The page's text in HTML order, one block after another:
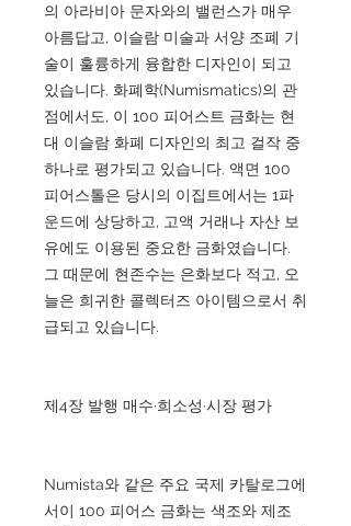
의 아라비아 문자와의 밸런스가 매우
아름답고, 이슬람 미술과 서양 조폐 기
술이 훌륭하게 융합한 디자인이 되고
있습니다. 화폐학(Numismatics)의 관
점에서도, 이 100 피어스트 금화는 현
대 이슬람 화폐 디자인의 최고 걸작 중
하나로 평가되고 있습니다. 액면 100
피어스톨은 당시의 이집트에서는 1파
운드에 상당하고, 고액 거래나 자산 보
유에도 이용된 중요한 금화였습니다.
그 때문에 현존수는 은화보다 적고, 오
늘은 희귀한 콜렉터즈 아이템으로서 취
급되고 있습니다.
제4장 발행 매수·희소성·시장 평가
Numista와 같은 주요 국제 카탈로그에
서이 100 피어스 금화는 색조와 제조